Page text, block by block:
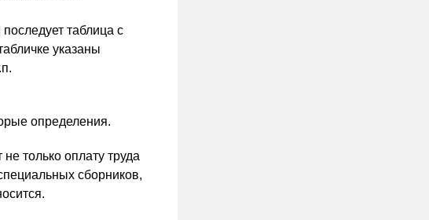
таблица с
указаны
определения.
только оплату труда
сборников,